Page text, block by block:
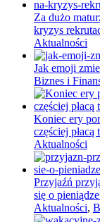
Za dużo
kryzys
Aktualności
Jak emoji
Biznes i
Koniec ery
częściej
Aktualności
Przyjaźń
się o
Aktualności,